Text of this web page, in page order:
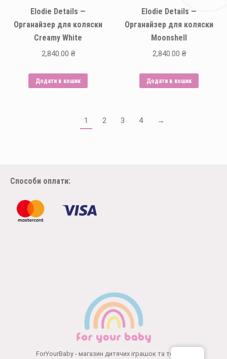
Elodie Details —
Органайзер для коляски
Creamy White
2,840.00 ₴
Додати в кошик
Elodie Details —
Органайзер для коляски
Moonshell
2,840.00 ₴
Додати в кошик
1 2 3 4 →
Способи оплати:
ForYourBaby - магазин дитячих іграшок та товарів